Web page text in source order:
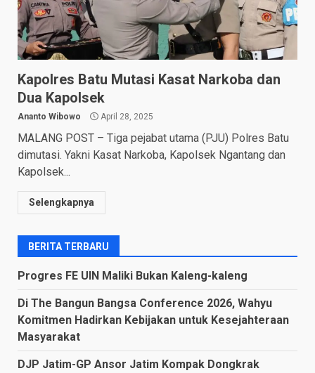
Kapolres Batu Mutasi Kasat Narkoba dan
Dua Kapolsek
Ananto Wibowo April 28, 2025
MALANG POST – Tiga pejabat utama (PJU) Polres Batu
dimutasi. Yakni Kasat Narkoba, Kapolsek Ngantang dan
Kapolsek...
Selengkapnya
BERITA TERBARU
Progres FE UIN Maliki Bukan Kaleng-kaleng
Di The Bangun Bangsa Conference 2026, Wahyu
Komitmen Hadirkan Kebijakan untuk Kesejahteraan
Masyarakat
DJP Jatim-GP Ansor Jatim Kompak Dongkrak